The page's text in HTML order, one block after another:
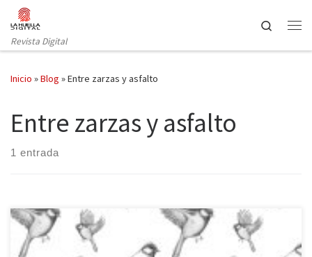
Saltar al contenido
Revista Digital
Search
Inicio »Blog »Entre zarzas y asfalto
Entre zarzas y asfalto
1 entrada